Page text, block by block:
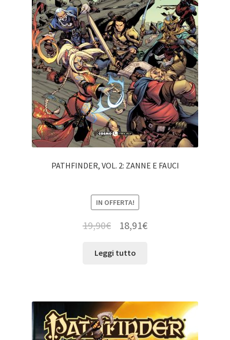
PATHFINDER, VOL. 2: ZANNE E FAUCI
IN OFFERTA!
19,90€ 18,91€
Leggi tutto